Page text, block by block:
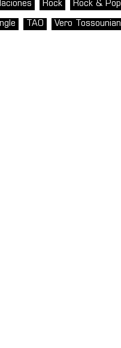
Rock Rock & Pop
TAO Vero Tossounian